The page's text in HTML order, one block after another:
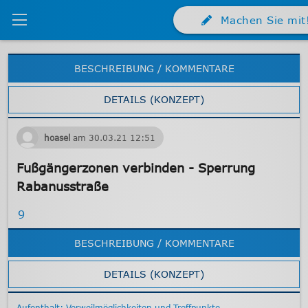
Machen Sie
BESCHREIBUNG / KOMMENTARE
DETAILS (KONZEPT)
hoasel am 30.03.21 12:51
Fußgängerzonen verbinden - Sperrung
Rabanusstraße
9
BESCHREIBUNG / KOMMENTARE
DETAILS (KONZEPT)